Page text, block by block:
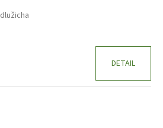
dlužicha
DETAIL